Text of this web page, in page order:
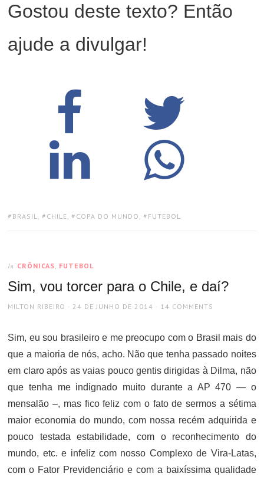
Gostou deste texto? Então
ajude a divulgar!
TAGS:
BRASIL, CHILE, COPA DO MUNDO , FUTEBOL
In CRÔNICAS, FUTEBOL
Sim, vou torcer para o Chile, e daí?
AUTHOR
MILTON RIBEIRO
POSTED
24 DE JUNHO DE 2014 14 COMMENTS
Sim, eu sou brasileiro e me preocupo com o Brasil mais do
que a maioria de nós, acho. Não que tenha passado noites
em claro após as vaias pouco gentis dirigidas à Dilma, não
que tenha me indignado muito durante a AP 470 — o
mensalão –, mas fico feliz com o fato de sermos a sétima
maior economia do mundo, com nossa recém adquirida e
pouco testada estabilidade, com o reconhecimento do
mundo, etc. e infeliz com nosso Complexo de Vira-Latas,
com o Fator Previdenciário e com a baixíssima qualidade